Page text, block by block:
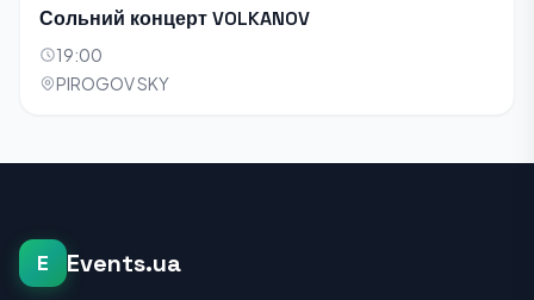
Сольний концерт VOLKANOV
19:00
PIROGOV SKY
E Events.ua